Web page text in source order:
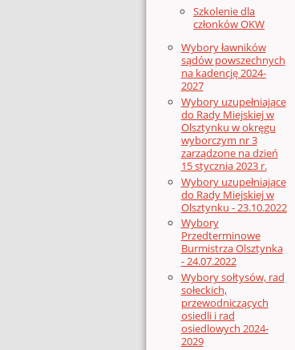
Szkolenie dla
członków OKW
Wybory ławników
sądów powszechnych
na kadencję 2024-
2027
Wybory uzupełniające
do Rady Miejskiej w
Olsztynku w okręgu
wyborczym nr 3
zarządzone na dzień
15 stycznia 2023 r.
Wybory uzupełniające
do Rady Miejskiej w
Olsztynku - 23.10.2022
Wybory
Przedterminowe
Burmistrza Olsztynka
- 24.07.2022
Wybory sołtysów, rad
sołeckich,
przewodniczących
osiedli i rad
osiedlowych 2024-
2029